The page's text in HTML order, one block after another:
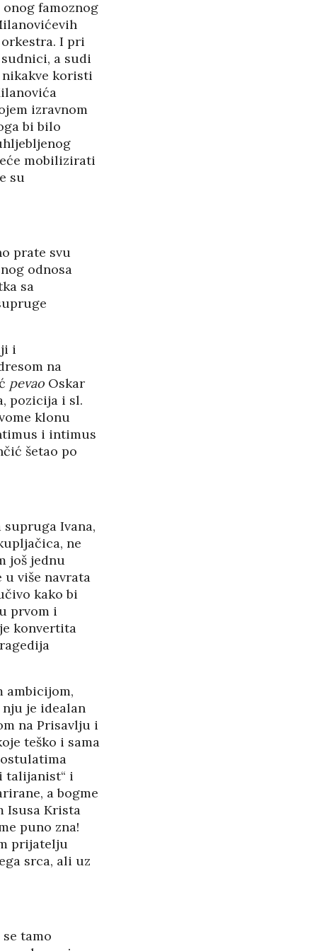
famoznog
I pri
a sudi
nikakve koristi
izravnom
bi bilo
mobilizirati
su
prate svu
odnosa
sa
i
na
pevaoOskar
pozicija i sl.
klonu
i intimus
šetao po
Ivana,
ne
još jednu
više navrata
kako bi
prvom i
konvertita
ambicijom,
je idealan
na Prisavlju i
teško i sama
talijanist“ i
a bogme
Isusa Krista
puno zna!
prijatelju
srca, ali uz
tamo